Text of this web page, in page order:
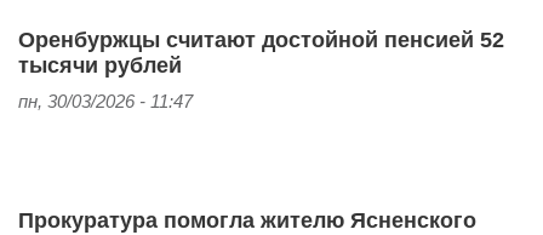
Оренбуржцы считают достойной пенсией 52
тысячи рублей
пн, 30/03/2026 - 11:47
Прокуратура помогла жителю Ясненского